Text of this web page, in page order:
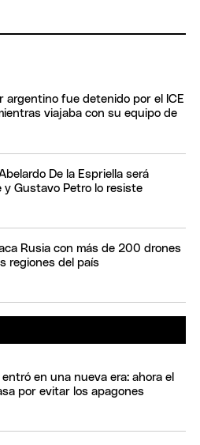
argentino fue detenido por el ICE
viajaba con su equipo de
De la Espriella será
y Gustavo Petro lo resiste
Rusia con más de 200 drones
regiones del país
entró en una nueva era: ahora el
por evitar los apagones